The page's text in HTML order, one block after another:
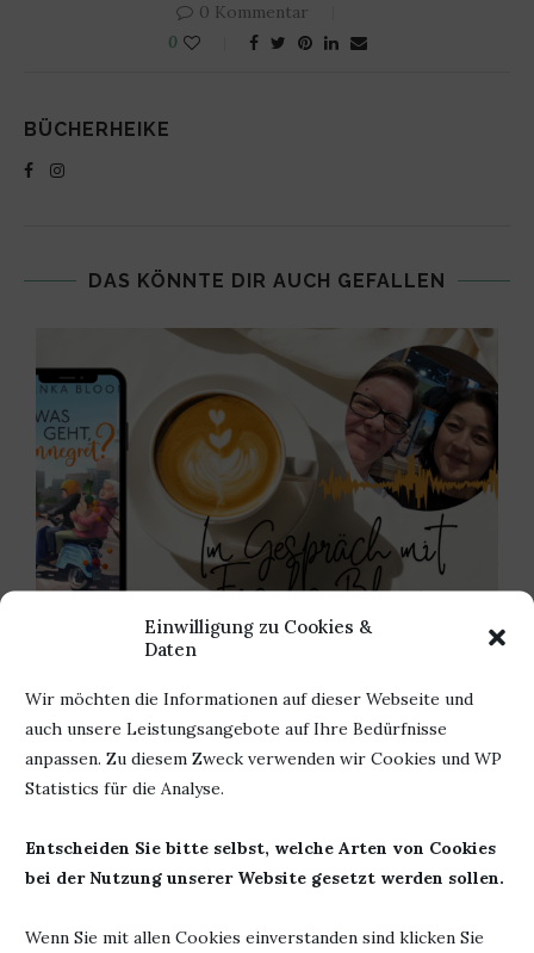
Einwilligung zu Cookies &
Daten
Wir möchten die Informationen auf dieser Webseite und
auch unsere Leistungsangebote auf Ihre Bedürfnisse
anpassen. Zu diesem Zweck verwenden wir Cookies und WP
Statistics für die Analyse.
Entscheiden Sie bitte selbst, welche Arten von Cookies
bei der Nutzung unserer Website gesetzt werden sollen.
Wenn Sie mit allen Cookies einverstanden sind klicken Sie
0 Kommentar
0
BÜCHERHEIKE
DAS KÖNNTE DIR AUCH GEFALLEN
5. Mai 2024
HINTERLASSE EINEN KOMMENTAR